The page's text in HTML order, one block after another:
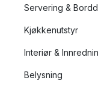
Servering &
Kjøkkenutstyr
Interiør &
Belysning